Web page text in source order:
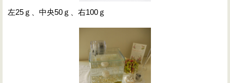
左25ｇ、中央50ｇ、右100ｇ